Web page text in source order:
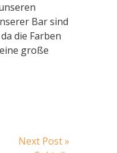
Bar sind
die Farben
große
Next Post »